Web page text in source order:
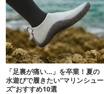
「足裏が痛い…」を卒業！夏の
水遊びで履きたい“マリンシュー
ズ”おすすめ10選